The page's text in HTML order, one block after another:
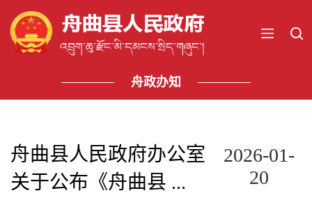
舟政办知
舟曲县人民政府办公室
关于公布《舟曲县 ...
2026-01-
20